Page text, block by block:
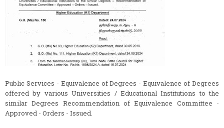
Public Services - Equivalence of Degrees - Equivalence of Degrees
offered by various Universities / Educational Institutions to the
similar Degrees Recommendation of Equivalence Committee -
Approved - Orders - Issued.